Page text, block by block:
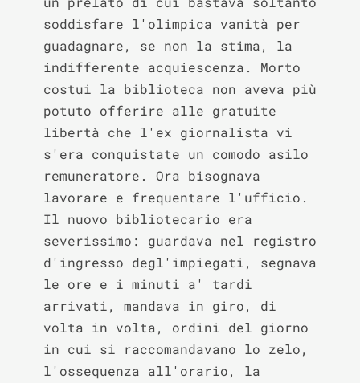
soddisfare l'olimpica vanità per
guadagnare, se non la stima, la
indifferente acquiescenza. Morto
costui la biblioteca non aveva più
potuto offerire alle gratuite
libertà che l'ex giornalista vi
s'era conquistate un comodo asilo
remuneratore. Ora bisognava
lavorare e frequentare l'ufficio.
Il nuovo bibliotecario era
severissimo: guardava nel registro
d'ingresso degl'impiegati, segnava
le ore e i minuti a' tardi
arrivati, mandava in giro, di
volta in volta, ordini del giorno
in cui si raccomandavano lo zelo,
l'ossequenza all'orario, la